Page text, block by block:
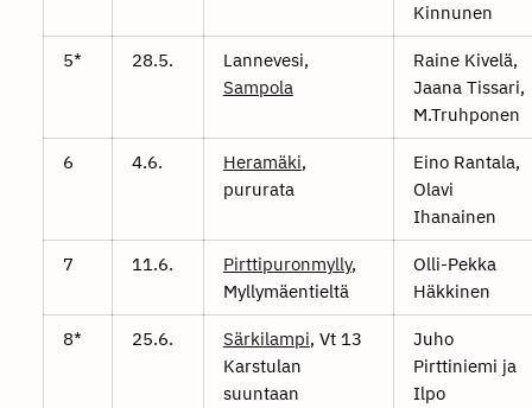
Kinnunen
5* 28.5.
Lannevesi,
Sampola
Raine Kivelä,
Jaana Tissari,
M.Truhponen
6 4.6. Heramäki,
pururata
Eino Rantala,
Olavi
Ihanainen
7 11.6. Pirttipuronmylly,
Myllymäentieltä
Olli-Pekka
Häkkinen
8* 25.6. Särkilampi, Vt 13
Karstulan
suuntaan
Juho
Pirttiniemi ja
Ilpo